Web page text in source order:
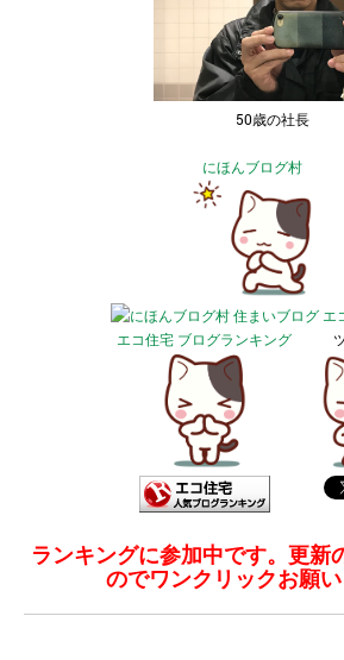
50歳の社長
にほんブログ村
エコ住宅 ブログランキング
ランキングに参加中です。更新
のでワンクリックお願い